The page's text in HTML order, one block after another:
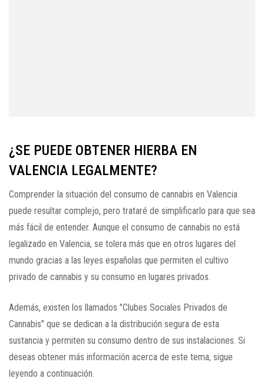
¿SE PUEDE OBTENER HIERBA EN
VALENCIA LEGALMENTE?
Comprender la situación del consumo de cannabis en Valencia
puede resultar complejo, pero trataré de simplificarlo para que sea
más fácil de entender. Aunque el consumo de cannabis no está
legalizado en Valencia, se tolera más que en otros lugares del
mundo gracias a las leyes españolas que permiten el cultivo
privado de cannabis y su consumo en lugares privados.
Además, existen los llamados "Clubes Sociales Privados de
Cannabis" que se dedican a la distribución segura de esta
sustancia y permiten su consumo dentro de sus instalaciones. Si
deseas obtener más información acerca de este tema, sigue
leyendo a continuación.